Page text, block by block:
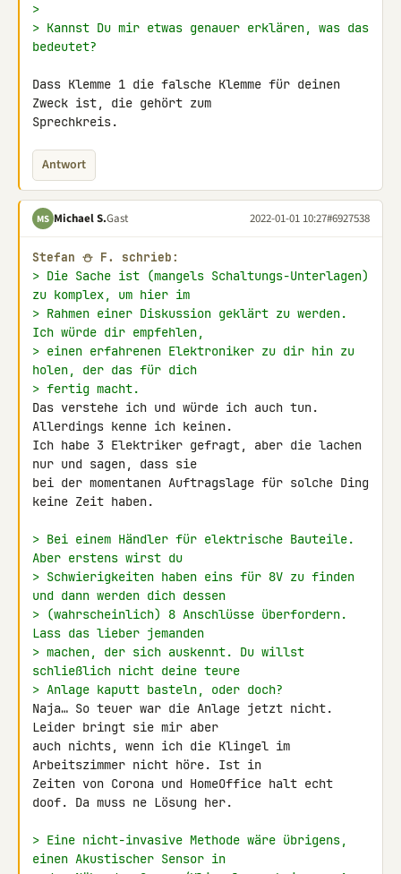
>
> Kannst Du mir etwas genauer erklären, was das
bedeutet?
Dass Klemme 1 die falsche Klemme für deinen
Zweck ist, die gehört zum
Sprechkreis.
Antwort
MS Michael S.Gast 2022-01-01 10:27#6927538
Stefan ⛄ F. schrieb:
> Die Sache ist (mangels Schaltungs-Unterlagen)
zu komplex, um hier im
> Rahmen einer Diskussion geklärt zu werden.
Ich würde dir empfehlen,
> einen erfahrenen Elektroniker zu dir hin zu
holen, der das für dich
> fertig macht.
Das verstehe ich und würde ich auch tun.
Allerdings kenne ich keinen.
Ich habe 3 Elektriker gefragt, aber die lachen
nur und sagen, dass sie
bei der momentanen Auftragslage für solche Ding
keine Zeit haben.
> Bei einem Händler für elektrische Bauteile.
Aber erstens wirst du
> Schwierigkeiten haben eins für 8V zu finden
und dann werden dich dessen
> (wahrscheinlich) 8 Anschlüsse überfordern.
Lass das lieber jemanden
> machen, der sich auskennt. Du willst
schließlich nicht deine teure
> Anlage kaputt basteln, oder doch?
Naja… So teuer war die Anlage jetzt nicht.
Leider bringt sie mir aber
auch nichts, wenn ich die Klingel im
Arbeitszimmer nicht höre. Ist in
Zeiten von Corona und HomeOffice halt echt
doof. Da muss ne Lösung her.
> Eine nicht-invasive Methode wäre übrigens,
einen Akustischer Sensor in